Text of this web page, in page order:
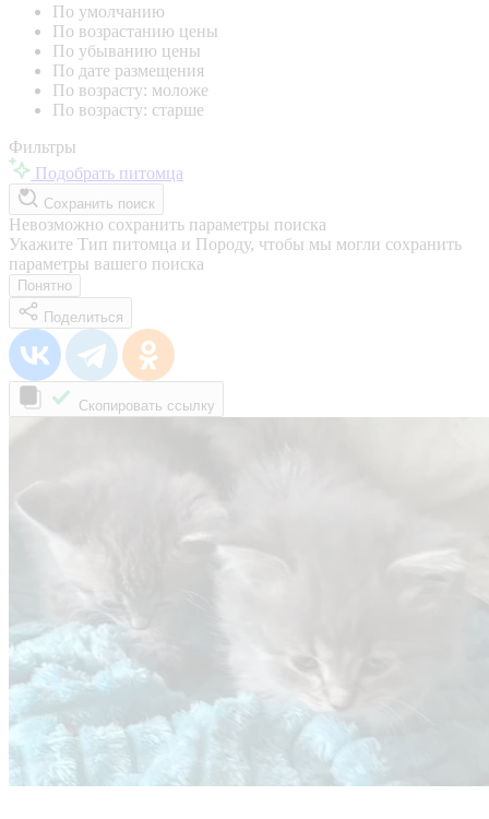
По умолчанию
По возрастанию цены
По убыванию цены
По дате размещения
По возрасту: моложе
По возрасту: старше
Фильтры
Подобрать питомца
Сохранить поиск
Невозможно сохранить параметры поиска
Укажите Тип питомца и Породу, чтобы мы могли сохранить
параметры вашего поиска
Понятно
Поделиться
Скопировать ссылку